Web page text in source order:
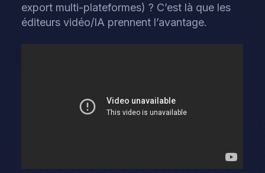
export multi-plateformes) ? C’est là que les
éditeurs vidéo/IA prennent l’avantage.